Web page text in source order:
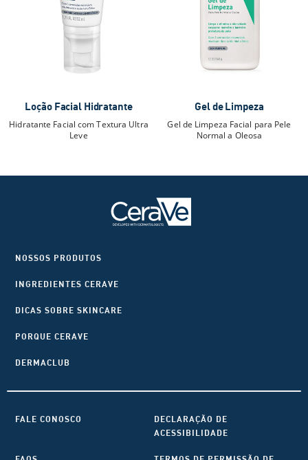
Loção Facial Hidratante
Hidratante Facial com Textura Ultra
Leve
Gel de Limpeza
Gel de Limpeza Facial para Pele
Normal a Oleosa
NOSSOS PRODUTOS
INGREDIENTES CERAVE
DICAS SOBRE SKINCARE
PORQUE CERAVE
DERMACLUB
FALE CONOSCO
DECLARAÇÃO DE
ACESSIBILIDADE